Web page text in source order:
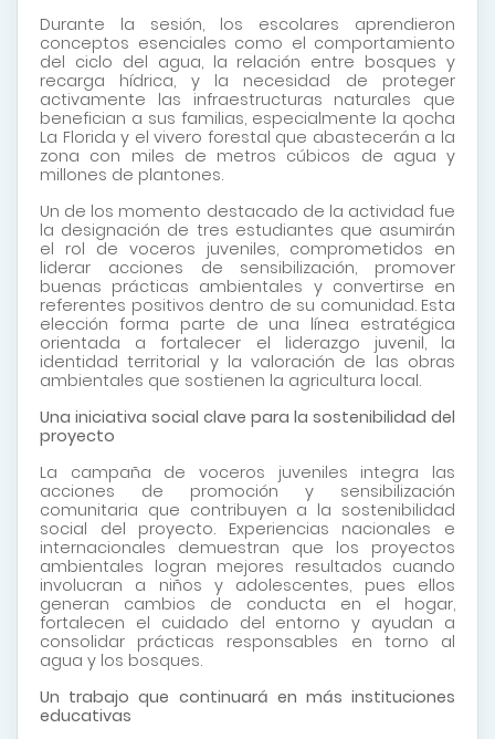
Durante la sesión, los escolares aprendieron
conceptos esenciales como el comportamiento
del ciclo del agua, la relación entre bosques y
recarga hídrica, y la necesidad de proteger
activamente las infraestructuras naturales que
benefician a sus familias, especialmente la qocha
La Florida y el vivero forestal que abastecerán a la
zona con miles de metros cúbicos de agua y
millones de plantones.
Un de los momento destacado de la actividad fue
la designación de tres estudiantes que asumirán
el rol de voceros juveniles, comprometidos en
liderar acciones de sensibilización, promover
buenas prácticas ambientales y convertirse en
referentes positivos dentro de su comunidad. Esta
elección forma parte de una línea estratégica
orientada a fortalecer el liderazgo juvenil, la
identidad territorial y la valoración de las obras
ambientales que sostienen la agricultura local.
Una iniciativa social clave para la sostenibilidad del
proyecto
La campaña de voceros juveniles integra las
acciones de promoción y sensibilización
comunitaria que contribuyen a la sostenibilidad
social del proyecto. Experiencias nacionales e
internacionales demuestran que los proyectos
ambientales logran mejores resultados cuando
involucran a niños y adolescentes, pues ellos
generan cambios de conducta en el hogar,
fortalecen el cuidado del entorno y ayudan a
consolidar prácticas responsables en torno al
agua y los bosques.
Un trabajo que continuará en más instituciones
educativas